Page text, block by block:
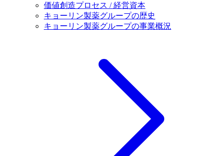
価値創造プロセス / 経営資本
キョーリン製薬グループの歴史
キョーリン製薬グループの事業概況